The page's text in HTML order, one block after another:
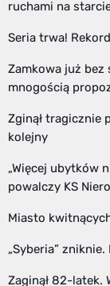
ruchami na
Seria trwa!
Zamkowa już bez
mnogością
Zginął tragicznie
kolejny
„Więcej ubytków
powalczy KS
Miasto
„Syberia”
Zaginął 82-latek.